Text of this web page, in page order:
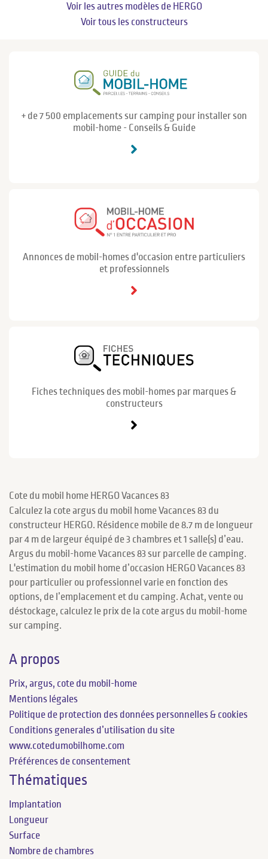
Voir les autres modèles de HERGO
Voir tous les constructeurs
+ de 7 500 emplacements sur camping pour installer son
mobil-home - Conseils & Guide
Annonces de mobil-homes d'occasion entre particuliers
et professionnels
Fiches techniques des mobil-homes par marques &
constructeurs
Cote du mobil home HERGO Vacances 83
Calculez la cote argus du mobil home Vacances 83 du
constructeur HERGO. Résidence mobile de 8.7 m de longueur
par 4 m de largeur équipé de 3 chambres et 1 salle(s) d’eau.
Argus du mobil-home Vacances 83 sur parcelle de camping.
L'estimation du mobil home d’occasion HERGO Vacances 83
pour particulier ou professionnel varie en fonction des
options, de l’emplacement et du camping. Achat, vente ou
déstockage, calculez le prix de la cote argus du mobil-home
sur camping.
A propos
Prix, argus, cote du mobil-home
Mentions légales
Politique de protection des données personnelles & cookies
Conditions generales d’utilisation du site
www.cotedumobilhome.com
Préférences de consentement
Thématiques
Implantation
Longueur
Surface
Nombre de chambres